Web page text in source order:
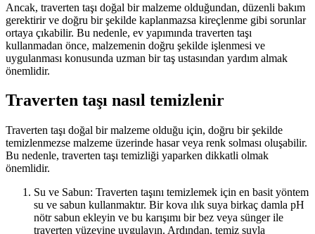
Ancak, traverten taşı doğal bir malzeme olduğundan, düzenli bakım
gerektirir ve doğru bir şekilde kaplanmazsa kireçlenme gibi sorunlar
ortaya çıkabilir. Bu nedenle, ev yapımında traverten taşı
kullanmadan önce, malzemenin doğru şekilde işlenmesi ve
uygulanması konusunda uzman bir taş ustasından yardım almak
önemlidir.
Traverten taşı nasıl temizlenir
Traverten taşı doğal bir malzeme olduğu için, doğru bir şekilde
temizlenmezse malzeme üzerinde hasar veya renk solması oluşabilir.
Bu nedenle, traverten taşı temizliği yaparken dikkatli olmak
önemlidir.
Su ve Sabun: Traverten taşını temizlemek için en basit yöntem
su ve sabun kullanmaktır. Bir kova ılık suya birkaç damla pH
nötr sabun ekleyin ve bu karışımı bir bez veya sünger ile
traverten yüzeyine uygulayın. Ardından, temiz suyla